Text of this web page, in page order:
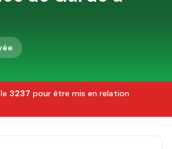
3237 pour être mis en relation